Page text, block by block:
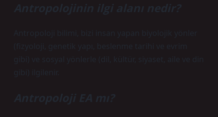
Antropolojinin ilgi alanı nedir?
Antropoloji bilimi, bizi insan yapan biyolojik yönler
(fizyoloji, genetik yapı, beslenme tarihi ve evrim
gibi) ve sosyal yönlerle (dil, kültür, siyaset, aile ve din
gibi) ilgilenir.
Antropoloji EA mı?